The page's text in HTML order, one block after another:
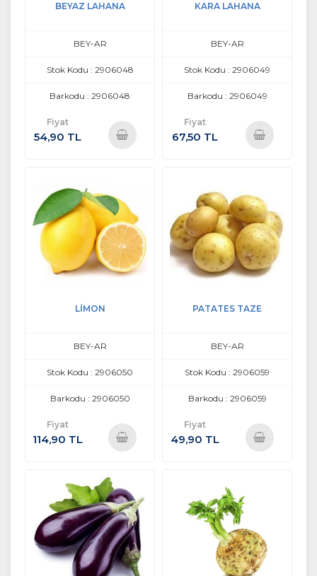
BEYAZ LAHANA
BEY-AR
Stok Kodu : 2906048
Barkodu : 2906048
Fiyat
54,90 TL
KARA LAHANA
BEY-AR
Stok Kodu : 2906049
Barkodu : 2906049
Fiyat
67,50 TL
LİMON
BEY-AR
Stok Kodu : 2906050
Barkodu : 2906050
Fiyat
114,90 TL
PATATES TAZE
BEY-AR
Stok Kodu : 2906059
Barkodu : 2906059
Fiyat
49,90 TL